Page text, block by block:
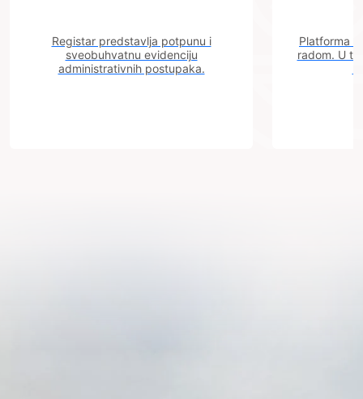
Registar predstavlja potpunu i
sveobuhvatnu evidenciju
administrativnih postupaka.
Platforma
radom. U